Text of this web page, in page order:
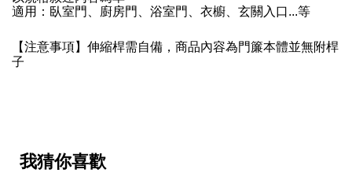
適用：臥室門、廚房門、浴室門、衣櫥、玄關入口...等
【注意事項】伸縮桿需自備，商品內容為門簾本體並無附桿
子
我猜你喜歡